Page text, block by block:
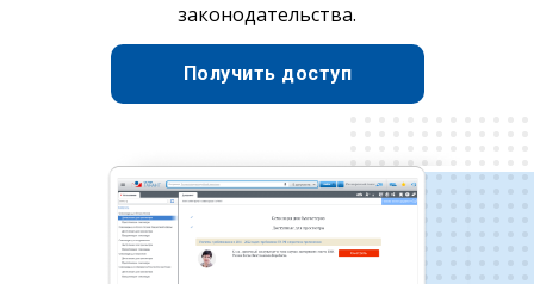
законодательства.
Получить доступ